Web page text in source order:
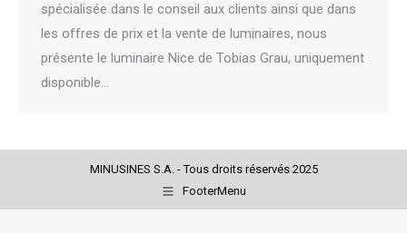
spécialisée dans le conseil aux clients ainsi que dans
les offres de prix et la vente de luminaires, nous
présente le luminaire Nice de Tobias Grau, uniquement
disponible…
MINUSINES S.A. - Tous droits réservés 2025
FooterMenu